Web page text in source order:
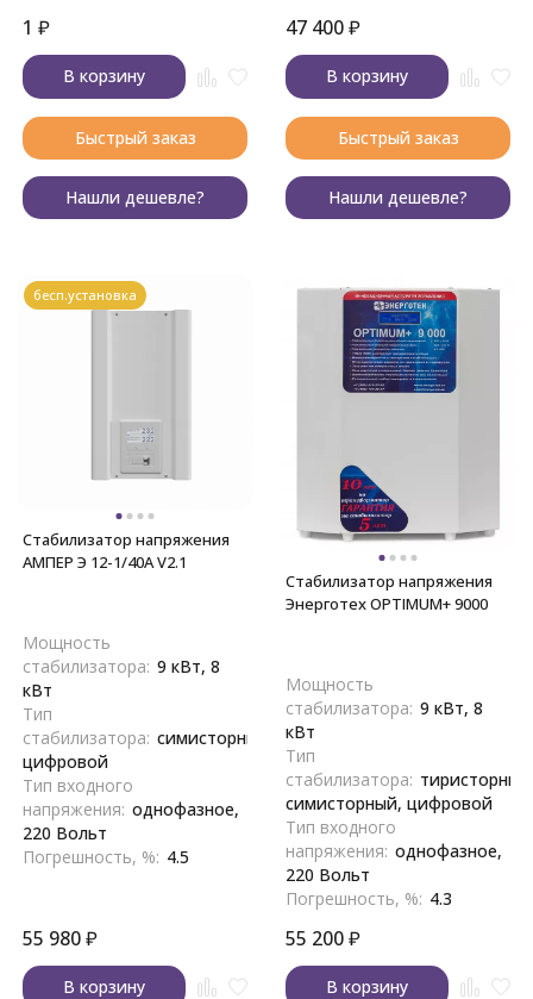
1 ₽
В корзину
Быстрый заказ
Нашли дешевле?
47 400₽
В корзину
Быстрый заказ
Нашли дешевле?
бесп.установка
Стабилизатор напряжения
АМПЕР Э 12-1/40A V2.1
Мощность
стабилизатора: 9 кВт, 8
кВт
Тип
стабилизатора: симисторный,
цифровой
Тип входного
напряжения: однофазное,
220 Вольт
Погрешность, %: 4.5
55 980₽
В корзину
Стабилизатор напряжения
Энерготех OPTIMUM+ 9000
Мощность
стабилизатора: 9 кВт, 8
кВт
Тип
стабилизатора:
симисторный, цифровой
Тип входного
напряжения: однофазное,
220 Вольт
Погрешность, %: 4.3
55 200₽
В корзину